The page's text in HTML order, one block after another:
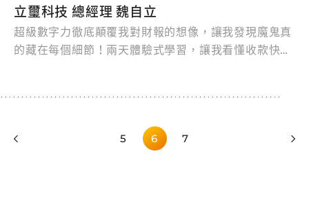
立璽科技 總經理 魏自立
超級數字力徹底顛覆我對財報的想像，讓我發現魔鬼真
的藏在每個細節！兩天體驗式學習，讓我看懂收款快、
5
6 7